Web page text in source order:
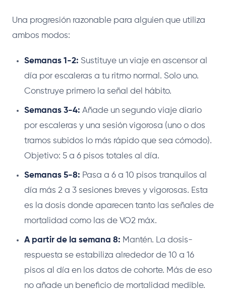
Una progresión razonable para alguien que utiliza
ambos modos:
Semanas 1-2: Sustituye un viaje en ascensor al
día por escaleras a tu ritmo normal. Solo uno.
Construye primero la señal del hábito.
Semanas 3-4: Añade un segundo viaje diario
por escaleras y una sesión vigorosa (uno o dos
tramos subidos lo más rápido que sea cómodo).
Objetivo: 5 a 6 pisos totales al día.
Semanas 5-8: Pasa a 6 a 10 pisos tranquilos al
día más 2 a 3 sesiones breves y vigorosas. Esta
es la dosis donde aparecen tanto las señales de
mortalidad como las de VO2 máx.
A partir de la semana 8: Mantén. La dosis-
respuesta se estabiliza alrededor de 10 a 16
pisos al día en los datos de cohorte. Más de eso
no añade un beneficio de mortalidad medible.